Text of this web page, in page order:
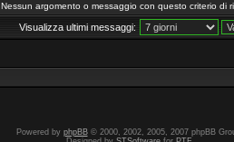
Nessun argomento o messaggio con questo criterio di
Visualizza ultimi messaggi:
Powered by phpBB© 2000, 2002, 2005, 2007 phpBB